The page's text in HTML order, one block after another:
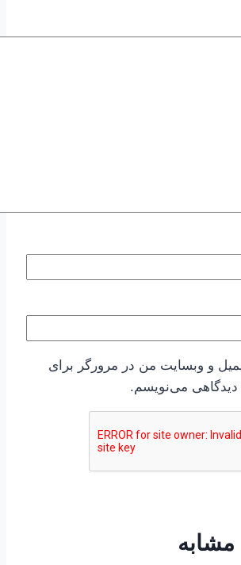
و وبسایت من در مرورگر برای
دیدگاهی می‌نویسم.